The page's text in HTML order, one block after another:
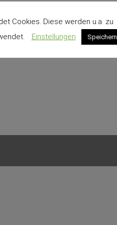
Cookies. Diese werden u.a. zu
Einstellungen Speichern